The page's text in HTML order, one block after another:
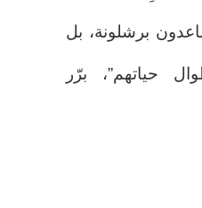
برشلونة، بل
حياتهم”، برّر